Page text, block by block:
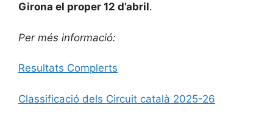
Girona el proper 12 d’abril.
Per més informació:
Resultats Complerts
Classificació dels Circuit català 2025-26